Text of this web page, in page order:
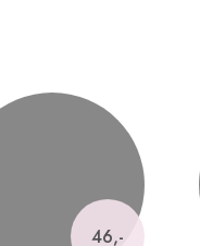
46,-